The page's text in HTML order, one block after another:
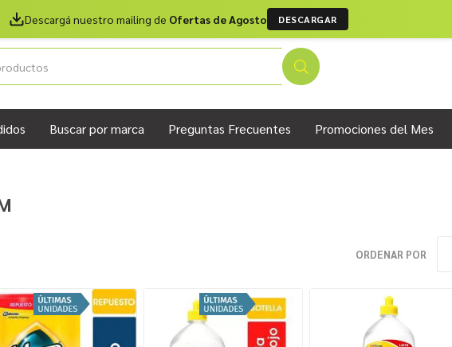
Descargá nuestro mailing de Ofertas de Agosto DESCARGAR
Buscar por marca Preguntas Frecuentes Promociones del Mes
ORDENAR POR